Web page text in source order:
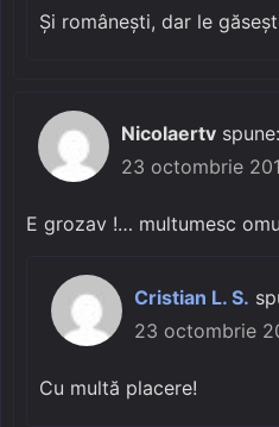
Și românești, dar le
Nicolaertv spune:
23 octombrie
E grozav !… multumesc
Cristian L. S.
23 octombrie
Cu multă placere!